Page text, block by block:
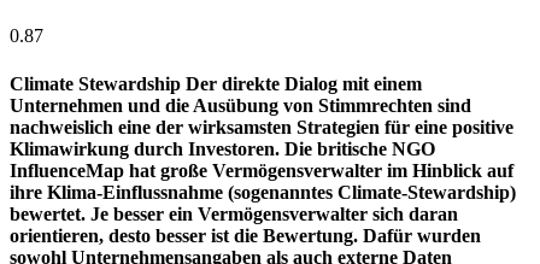
0.87
Climate Stewardship Der direkte Dialog mit einem
Unternehmen und die Ausübung von Stimmrechten sind
nachweislich eine der wirksamsten Strategien für eine positive
Klimawirkung durch Investoren. Die britische NGO
InfluenceMap hat große Vermögensverwalter im Hinblick auf
ihre Klima-Einflussnahme (sogenanntes Climate-Stewardship)
bewertet. Je besser ein Vermögensverwalter sich daran
orientieren, desto besser ist die Bewertung. Dafür wurden
sowohl Unternehmensangaben als auch externe Daten